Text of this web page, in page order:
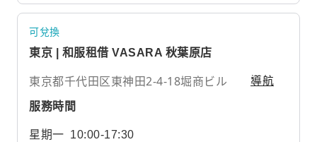
可兌換
東京 | 和服租借 VASARA 秋葉原店
東京都千代田区東神田2-4-18堀商ビル 導航
服務時間
星期一 10:00-17:30